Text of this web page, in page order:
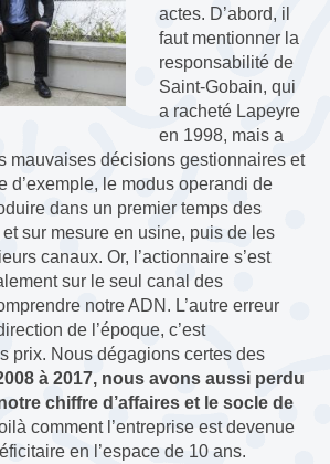
actes. D’abord, il
faut mentionner la
responsabilité de
Saint-Gobain, qui
a racheté Lapeyre
en 1998, mais a
mauvaises décisions gestionnaires et
d’exemple, le modus operandi de
dans un premier temps des
sur mesure en usine, puis de les
canaux. Or, l’actionnaire s’est
sur le seul canal des
notre ADN. L’autre erreur
de l’époque, c’est
prix. Nous dégagions certes des
à 2017, nous avons aussi perdu
chiffre d’affaires et le socle de
comment l’entreprise est devenue
en l’espace de 10 ans.